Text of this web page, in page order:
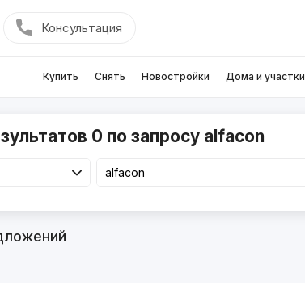
Консультация
Купить Снять Новостройки Дома и участки
0 по запросу alfacon